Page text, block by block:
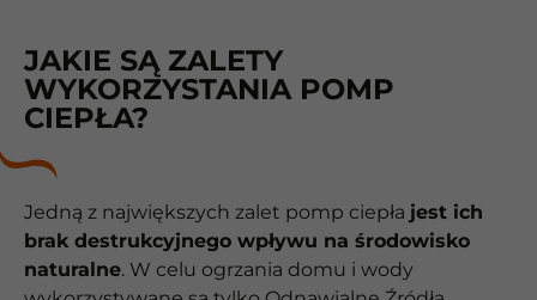
JAKIE SĄ ZALETY
WYKORZYSTANIA POMP
CIEPŁA?
Jedną z największych zalet pomp ciepła jest ich
brak destrukcyjnego wpływu na środowisko
naturalne. W celu ogrzania domu i wody